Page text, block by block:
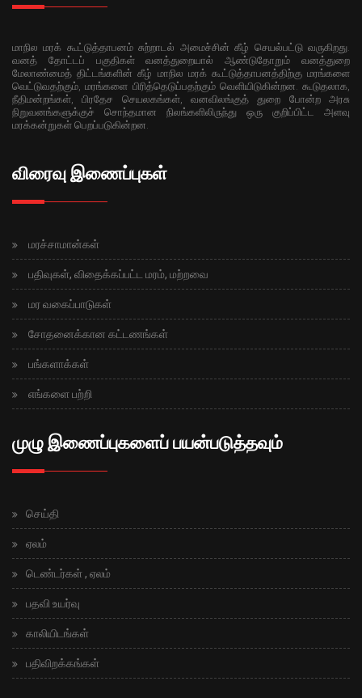
மாநில மரக் கூட்டுத்தாபனம் சுற்றாடல் அமைச்சின் கீழ் செயல்பட்டு வருகிறது.
வனத் தோட்டப் பகுதிகள் வனத்துறையால் ஆண்டுதோறும் வனத்துறை
மேலாண்மைத் திட்டங்களின் கீழ் மாநில மரக் கூட்டுத்தாபனத்திற்கு மரங்களை
வெட்டுவதற்கும், மரங்களை பிரித்தெடுப்பதற்கும் வெளியிடுகின்றன. கூடுதலாக,
நீதிமன்றங்கள், பிரதேச செயலகங்கள், வனவிலங்குத் துறை போன்ற அரசு
நிறுவனங்களுக்குச் சொந்தமான நிலங்களிலிருந்து ஒரு குறிப்பிட்ட அளவு
மரக்கன்றுகள் பெறப்படுகின்றன.
விரைவு இணைப்புகள்
மரச்சாமான்கள்
பதிவுகள், விதைக்கப்பட்ட மரம், மற்றவை
மர வகைப்பாடுகள்
சோதனைக்கான கட்டணங்கள்
பங்களாக்கள்
எங்களை பற்றி
முழு இணைப்புகளைப் பயன்படுத்தவும்
செய்தி
ஏலம்
டெண்டர்கள் , ஏலம்
பதவி உயர்வு
காலியிடங்கள்
பதிவிறக்கங்கள்